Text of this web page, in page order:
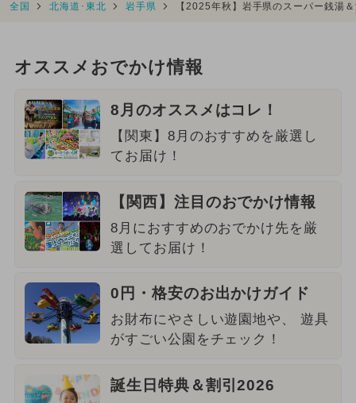
全国 北海道･東北 岩手県 【2025年秋】岩手県のスーパー銭湯
オススメおでかけ情報
8月のオススメはコレ！
【関東】8月のおすすめを厳選し
てお届け！
【関西】注目のおでかけ情報
8月におすすめのおでかけ先を厳
選してお届け！
0円・格安のお出かけガイド
お財布にやさしい遊園地や、 遊具
がすごい公園をチェック！
誕生日特典＆割引2026